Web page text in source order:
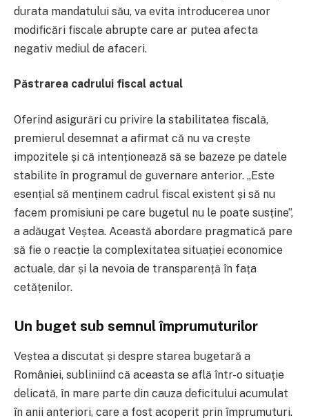
durata mandatului său, va evita introducerea unor
modificări fiscale abrupte care ar putea afecta
negativ mediul de afaceri.
Păstrarea cadrului fiscal actual
Oferind asigurări cu privire la stabilitatea fiscală,
premierul desemnat a afirmat că nu va crește
impozitele și că intenționează să se bazeze pe datele
stabilite în programul de guvernare anterior. „Este
esențial să menținem cadrul fiscal existent și să nu
facem promisiuni pe care bugetul nu le poate susține”,
a adăugat Veștea. Această abordare pragmatică pare
să fie o reacție la complexitatea situației economice
actuale, dar și la nevoia de transparență în fața
cetățenilor.
Un buget sub semnul împrumuturilor
Veștea a discutat și despre starea bugetară a
României, subliniind că aceasta se află într-o situație
delicată, în mare parte din cauza deficitului acumulat
în anii anteriori, care a fost acoperit prin împrumuturi.